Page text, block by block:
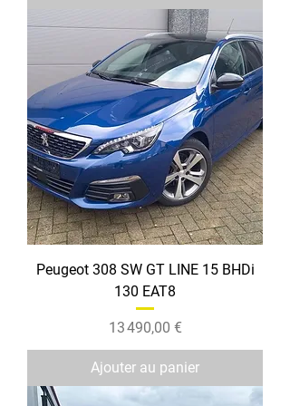
Peugeot 308 SW GT LINE 15 BHDi
130 EAT8
Prix
13 490,00 €
Ajouter au panier